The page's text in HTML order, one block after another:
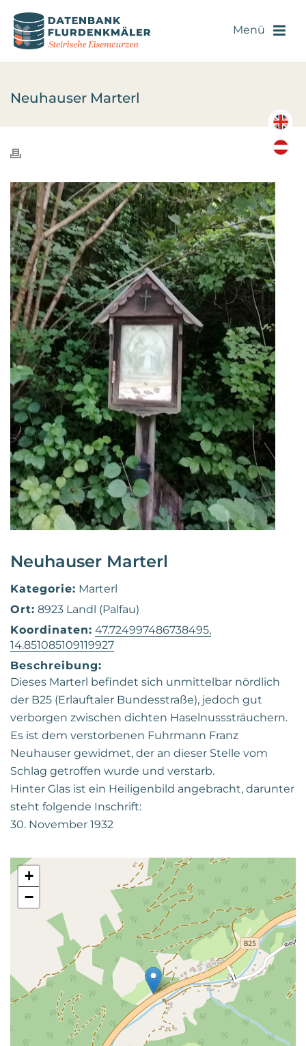
Neuhauser Marterl
Neuhauser Marterl
Kategorie: Marterl
Ort: 8923 Landl (Palfau)
Koordinaten: 47.724997486738495,
14.851085109119927
Beschreibung:
Dieses Marterl befindet sich unmittelbar nördlich
der B25 (Erlauftaler Bundesstraße), jedoch gut
verborgen zwischen dichten Haselnusssträuchern.
Es ist dem verstorbenen Fuhrmann Franz
Neuhauser gewidmet, der an dieser Stelle vom
Schlag getroffen wurde und verstarb.
Hinter Glas ist ein Heiligenbild angebracht, darunter
steht folgende Inschrift:
30. November 1932
+
−